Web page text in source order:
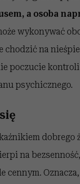
a osoba
wykonywać
chodzić na
poczucie
psychicznego.
dobrego
na
cennym.